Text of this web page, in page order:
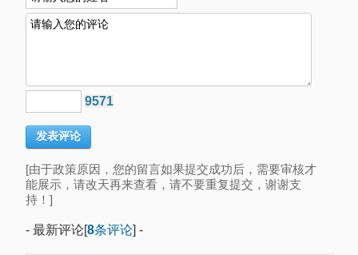
9571
[由于政策原因，您的留言如果提交成功后，需要审核才
能展示，请改天再来查看，请不要重复提交，谢谢支
持！]
- 最新评论[8条评论] -